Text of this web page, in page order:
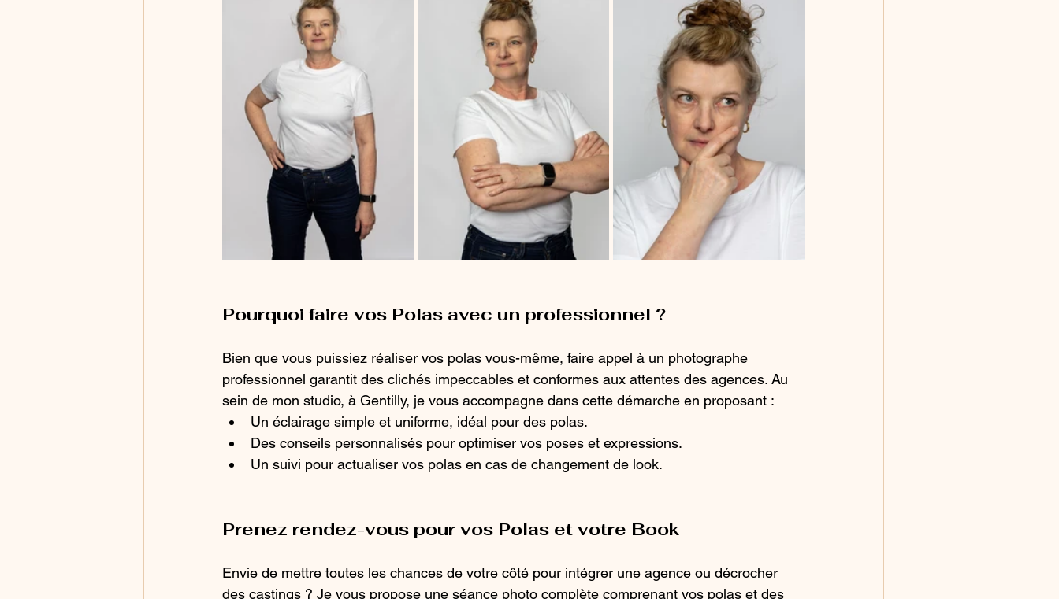
Pourquoi faire vos Polas avec un professionnel ?
Bien que vous puissiez réaliser vos polas vous-même, faire appel à un photographe
professionnel garantit des clichés impeccables et conformes aux attentes des agences. Au
sein de mon studio, à Gentilly, je vous accompagne dans cette démarche en proposant :
Un éclairage simple et uniforme, idéal pour des polas.
Des conseils personnalisés pour optimiser vos poses et expressions.
Un suivi pour actualiser vos polas en cas de changement de look.
Prenez rendez-vous pour vos Polas et votre Book
Envie de mettre toutes les chances de votre côté pour intégrer une agence ou décrocher
des castings ? Je vous propose une séance photo complète comprenant vos polas et des